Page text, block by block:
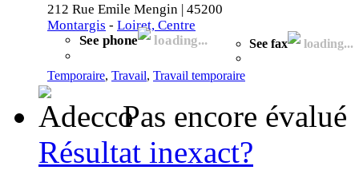
212 Rue Emile Mengin | 45200
Montargis - Loiret, Centre
See phone
loading... See fax loading...
Temporaire, Travail, Travail temporaire
Pas encore évalué
Résultat inexact?